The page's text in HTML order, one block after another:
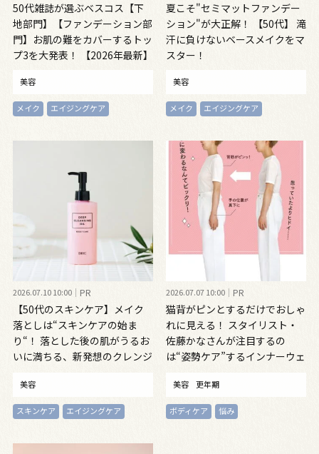
50代雑誌が選ぶベスコス【下
地部門】【ファンデーション部
門】お肌の難をカバーするトッ
プ3を大発表！ 【2026年最新】
美容
メイク エイジングケア
夏こそ"セミマットファンデー
ション"が大正解！ 【50代】 滝
汗に負けないベースメイクをマ
スター！
美容
メイク エイジングケア
2026.07.10 10:00 PR
【50代のスキンケア】メイク
落としは“スキンケアの始ま
り“！ 落とした後の肌がうるお
いに満ちる、新発想のクレンジ
美容
スキンケア エイジングケア
2026.07.07 10:00 PR
猫背がピンとするだけでおしゃ
れに見える！ スタイリスト・
佐藤かなさんが注目するの
は“姿勢ケア”するインナーウェ
美容 更年期
ボディケア 悩み